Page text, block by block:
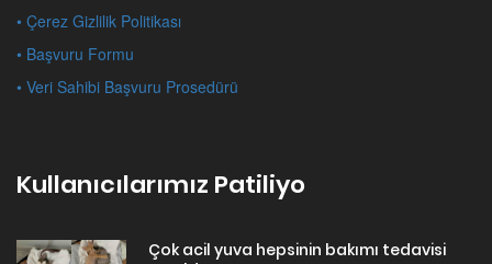
• Çerez Gizlilik Politikası
• Başvuru Formu
• Veri Sahibi Başvuru Prosedürü
Kullanıcılarımız Patiliyo
Çok acil yuva hepsinin bakımı tedavisi